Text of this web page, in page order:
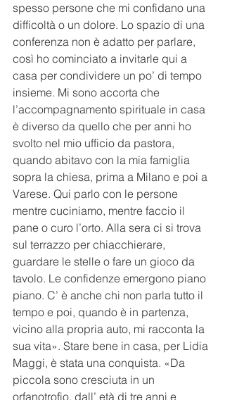
spesso persone che mi confidano una
difficoltà o un dolore. Lo spazio di una
conferenza non è adatto per parlare,
così ho cominciato a invitarle qui a
casa per condividere un po’ di tempo
insieme. Mi sono accorta che
l’accompagnamento spirituale in casa
è diverso da quello che per anni ho
svolto nel mio ufficio da pastora,
quando abitavo con la mia famiglia
sopra la chiesa, prima a Milano e poi a
Varese. Qui parlo con le persone
mentre cuciniamo, mentre faccio il
pane o curo l’orto. Alla sera ci si trova
sul terrazzo per chiacchierare,
guardare le stelle o fare un gioco da
tavolo. Le confidenze emergono piano
piano. C’ è anche chi non parla tutto il
tempo e poi, quando è in partenza,
vicino alla propria auto, mi racconta la
sua vita». Stare bene in casa, per Lidia
Maggi, è stata una conquista. «Da
piccola sono cresciuta in un
orfanotrofio, dall’ età di tre anni e